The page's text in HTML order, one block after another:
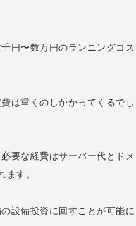
円〜数万円のランニングコス
は重くのしかかってくるでし
要な経費はサーバー代とドメ
ます。
設備投資に回すことが可能に